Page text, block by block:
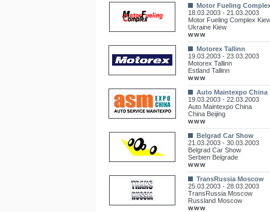
Motor Fueling
18.03.2003 - 21.03.2003
Motor Fueling Complex
Ukraine Kiew
www
Motorex Tallinn
19.03.2003 - 23.03.2003
Motorex Tallinn
Estland Tallinn
www
Auto Maintexpo China
19.03.2003 - 22.03.2003
Auto Maintexpo China
China Beijing
www
Belgrad Car Show
21.03.2003 - 30.03.2003
Belgrad Car Show
Serbien Belgrade
www
TransRussia Moscow
25.03.2003 - 28.03.2003
TransRussia Moscow
Russland Moscow
www